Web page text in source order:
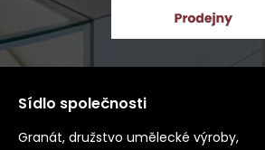
Sídlo společnosti
Granát, družstvo umělecké výroby,